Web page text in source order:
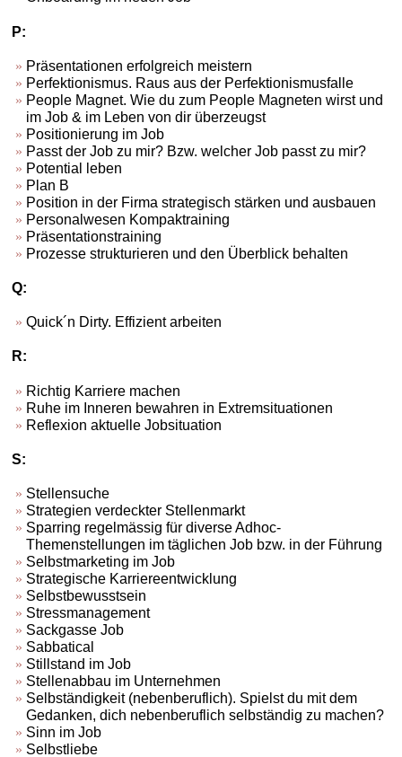
P:
Präsentationen erfolgreich meistern
Perfektionismus. Raus aus der Perfektionismusfalle
People Magnet. Wie du zum People Magneten wirst und
im Job & im Leben von dir überzeugst
Positionierung im Job
Passt der Job zu mir? Bzw. welcher Job passt zu mir?
Potential leben
Plan B
Position in der Firma strategisch stärken und ausbauen
Personalwesen Kompaktraining
Präsentationstraining
Prozesse strukturieren und den Überblick behalten
Q:
Quick´n Dirty. Effizient arbeiten
R:
Richtig Karriere machen
Ruhe im Inneren bewahren in Extremsituationen
Reflexion aktuelle Jobsituation
S:
Stellensuche
Strategien verdeckter Stellenmarkt
Sparring regelmässig für diverse Adhoc-
Themenstellungen im täglichen Job bzw. in der Führung
Selbstmarketing im Job
Strategische Karriereentwicklung
Selbstbewusstsein
Stressmanagement
Sackgasse Job
Sabbatical
Stillstand im Job
Stellenabbau im Unternehmen
Selbständigkeit (nebenberuflich). Spielst du mit dem
Gedanken, dich nebenberuflich selbständig zu machen?
Sinn im Job
Selbstliebe